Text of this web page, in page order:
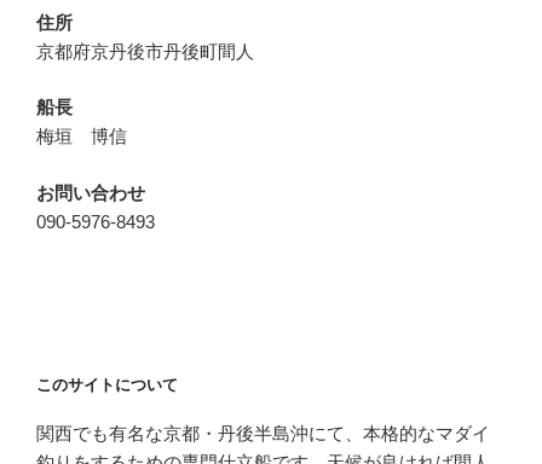
住所
京都府京丹後市丹後町間人
船長
梅垣 博信
お問い合わせ
090-5976-8493
このサイトについて
関西でも有名な京都・丹後半島沖にて、本格的なマダイ